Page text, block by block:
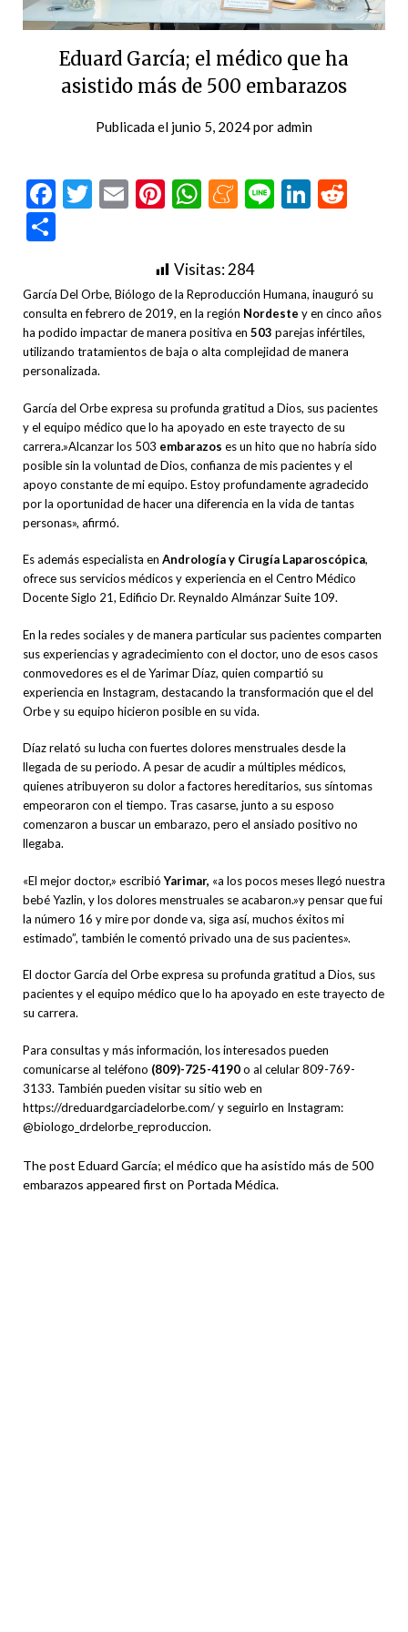
Eduard García; el médico que ha
asistido más de 500 embarazos
Publicada el junio 5, 2024poradmin
Facebook
Twitter
EmailPinterest
WhatsApp
Meneame
Line
Visitas:284
García Del Orbe, Biólogo de la Reproducción Humana, inauguró su
consulta en febrero de 2019, en la región Nordeste y en cinco años
ha podido impactar de manera positiva en 503 parejas infértiles,
utilizando tratamientos de baja o alta complejidad de manera
personalizada.
García del Orbe expresa su profunda gratitud a Dios, sus pacientes
y el equipo médico que lo ha apoyado en este trayecto de su
carrera.»Alcanzar los 503 embarazos es un hito que no habría sido
posible sin la voluntad de Dios, confianza de mis pacientes y el
apoyo constante de mi equipo. Estoy profundamente agradecido
por la oportunidad de hacer una diferencia en la vida de tantas
personas», afirmó.
Es además especialista en Andrología y Cirugía Laparoscópica,
ofrece sus servicios médicos y experiencia en el Centro Médico
Docente Siglo 21, Edificio Dr. Reynaldo Almánzar Suite 109.
En la redes sociales y de manera particular sus pacientes comparten
sus experiencias y agradecimiento con el doctor, uno de esos casos
conmovedores es el de Yarimar Díaz, quien compartió su
experiencia en Instagram, destacando la transformación que el del
Orbe y su equipo hicieron posible en su vida.
Díaz relató su lucha con fuertes dolores menstruales desde la
llegada de su periodo. A pesar de acudir a múltiples médicos,
quienes atribuyeron su dolor a factores hereditarios, sus síntomas
empeoraron con el tiempo. Tras casarse, junto a su esposo
comenzaron a buscar un embarazo, pero el ansiado positivo no
llegaba.
«El mejor doctor,» escribióYarimar, «a los pocos meses llegó nuestra
bebé Yazlin, y los dolores menstruales se acabaron.»y pensar que fui
la número 16 y mire por donde va, siga así, muchos éxitos mi
estimado”, también le comentó privado una de sus pacientes».
El doctor García del Orbe expresa su profunda gratitud a Dios, sus
pacientes y el equipo médico que lo ha apoyado en este trayecto de
su carrera.
Para consultas y más información, los interesados pueden
comunicarse al teléfono (809)-725-4190o al celular 809-769-
3133. También pueden visitar su sitio web en
https://dreduardgarciadelorbe.com/ y seguirlo en Instagram:
@biologo_drdelorbe_reproduccion.
The post Eduard García; el médico que ha asistido más de 500
embarazos appeared first on Portada Médica.